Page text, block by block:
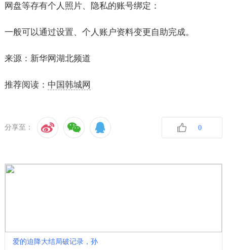
网盘等存有个人照片、隐私的账号绑定：
一般可以通过设置、个人账户资料变更自助完成。
来源：新华网湖北频道
推荐阅读： 中国韩城网
分享至： 0
爱的迫降大结局破记录，孙